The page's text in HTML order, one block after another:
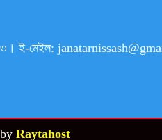
ই-মেইল:
Raytahost